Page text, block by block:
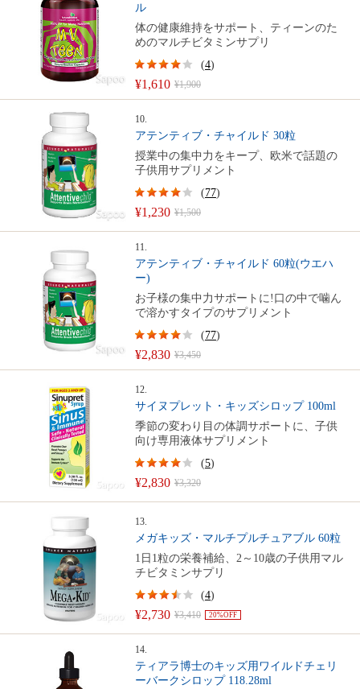
ル
体の健康維持をサポート、ティーンのた
めのマルチビタミンサプリ
¥1,610 ¥1,900
(4)
10.
アテンティブ・チャイルド 30粒
授業中の集中力をキープ、欧米で話題の
子供用サプリメント
¥1,230 ¥1,500
(77)
11.
アテンティブ・チャイルド 60粒(ウエハ
ー)
お子様の集中力サポートに!口の中で噛ん
で溶かすタイプのサプリメント
¥2,830 ¥3,450
(77)
12.
サイヌプレット・キッズシロップ 100ml
季節の変わり目の体調サポートに、子供
向け専用液体サプリメント
¥2,830 ¥3,320
(5)
13.
メガキッズ・マルチプルチュアブル 60粒
1日1粒の栄養補給、2～10歳の子供用マル
チビタミンサプリ
¥2,730 ¥3,410 20%OFF
(4)
14.
ティアラ博士のキッズ用ワイルドチェリ
ーバークシロップ 118.28ml